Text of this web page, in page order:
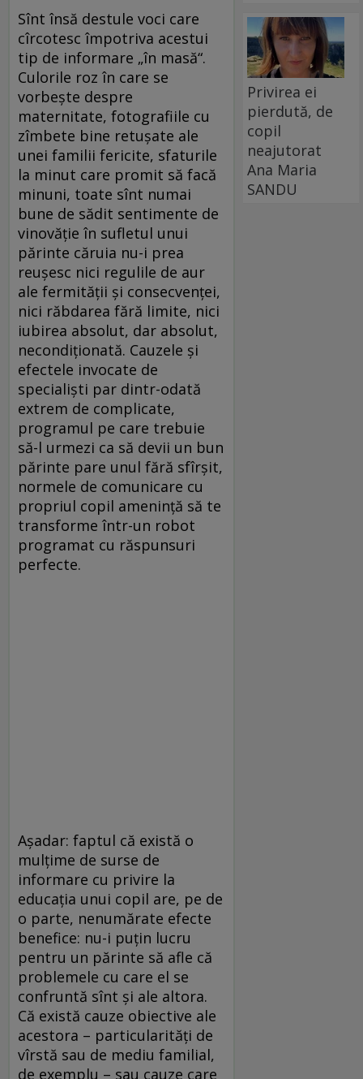
Sînt însă destule voci care
cîrcotesc împotriva acestui
tip de informare „în masă“.
Culorile roz în care se
vorbeşte despre
maternitate, fotografiile cu
zîmbete bine retuşate ale
unei familii fericite, sfaturile
la minut care promit să facă
minuni, toate sînt numai
bune de sădit sentimente de
vinovăţie în sufletul unui
părinte căruia nu-i prea
reuşesc nici regulile de aur
ale fermităţii şi consecvenţei,
nici răbdarea fără limite, nici
iubirea absolut, dar absolut,
necondiţionată. Cauzele şi
efectele invocate de
specialişti par dintr-odată
extrem de complicate,
programul pe care trebuie
să-l urmezi ca să devii un bun
părinte pare unul fără sfîrşit,
normele de comunicare cu
propriul copil ameninţă să te
transforme într-un robot
programat cu răspunsuri
perfecte.
Aşadar: faptul că există o
mulţime de surse de
informare cu privire la
educaţia unui copil are, pe de
o parte, nenumărate efecte
benefice: nu-i puţin lucru
pentru un părinte să afle că
problemele cu care el se
confruntă sînt şi ale altora.
Că există cauze obiective ale
acestora – particularităţi de
vîrstă sau de mediu familial,
de exemplu – sau cauze care
Privirea ei
pierdută, de
copil
neajutorat
Ana Maria
SANDU